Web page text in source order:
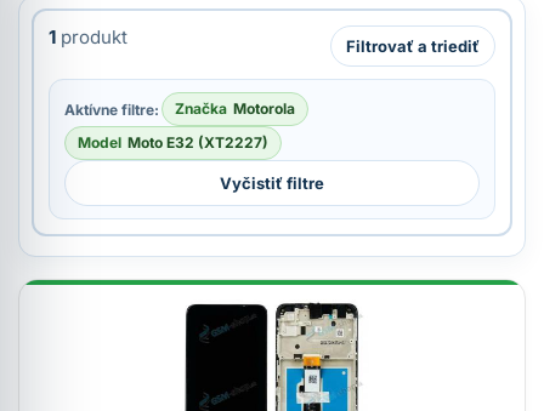
1 produkt Filtrovať a triediť
Aktívne filtre: Značka Motorola
Model Moto E32 (XT2227)
Vyčistiť filtre